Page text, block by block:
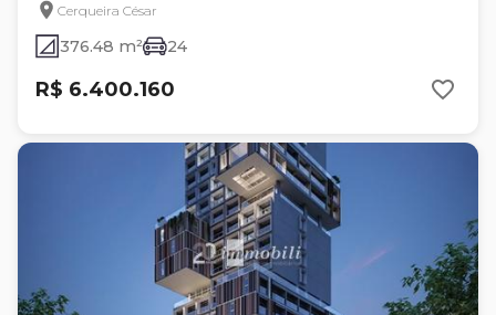
Cerqueira César
376.48 m² 24
R$ 6.400.160